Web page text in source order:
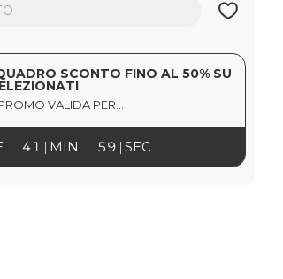
SCONTO FINO AL 50% SU
VALIDA PER...
41 59
MIN SEC